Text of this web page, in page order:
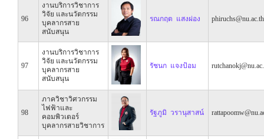
96
งานบริการวิชาการ
วิจัย และนวัตกรรม
บุคลากรสาย
สนับสนุน
รณกฤต แสงผ่อง phiruchs@nu.ac.th
97
งานบริการวิชาการ
วิจัย และนวัตกรรม
บุคลากรสาย
สนับสนุน
รัชนก แจงป้อม
98
ภาควิชาวิศวกรรม
ไฟฟ้าและ
คอมพิวเตอร์
บุคลากรสายวิชาการ
รัฐภูมิ วรานุสาสน์